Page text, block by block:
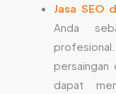
Jasa SEO
Anda
persaingan
dapat